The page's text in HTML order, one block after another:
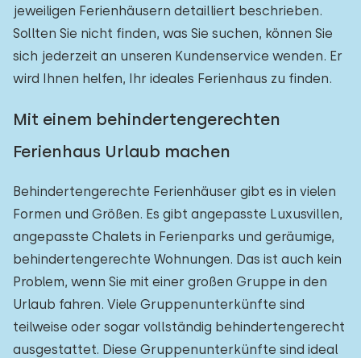
jeweiligen Ferienhäusern detailliert beschrieben.
Sollten Sie nicht finden, was Sie suchen, können Sie
sich jederzeit an unseren Kundenservice wenden. Er
wird Ihnen helfen, Ihr ideales Ferienhaus zu finden.
Mit einem behindertengerechten
Ferienhaus Urlaub machen
Behindertengerechte Ferienhäuser gibt es in vielen
Formen und Größen. Es gibt angepasste Luxusvillen,
angepasste Chalets in Ferienparks und geräumige,
behindertengerechte Wohnungen. Das ist auch kein
Problem, wenn Sie mit einer großen Gruppe in den
Urlaub fahren. Viele Gruppenunterkünfte sind
teilweise oder sogar vollständig behindertengerecht
ausgestattet. Diese Gruppenunterkünfte sind ideal